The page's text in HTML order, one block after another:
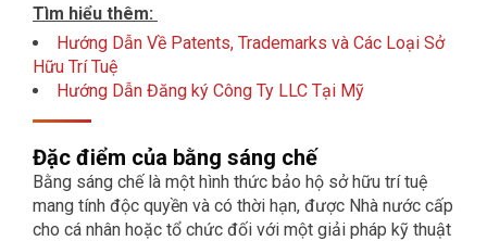
Tìm hiểu thêm:
Hướng Dẫn Về Patents, Trademarks và Các Loại Sở
Hữu Trí Tuệ
Hướng Dẫn Đăng ký Công Ty LLC Tại Mỹ
Đặc điểm của bằng sáng chế
Bằng sáng chế là một hình thức bảo hộ sở hữu trí tuệ
mang tính độc quyền và có thời hạn, được Nhà nước cấp
cho cá nhân hoặc tổ chức đối với một giải pháp kỹ thuật